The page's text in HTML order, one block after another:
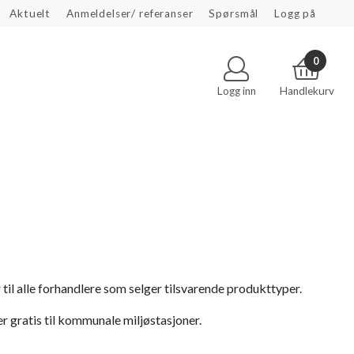
Aktuelt Anmeldelser/ referanser Spørsmål
Logg på
Logg inn
0
Handlekurv
alle forhandlere som selger tilsvarende produkttyper.
gratis til kommunale miljøstasjoner.